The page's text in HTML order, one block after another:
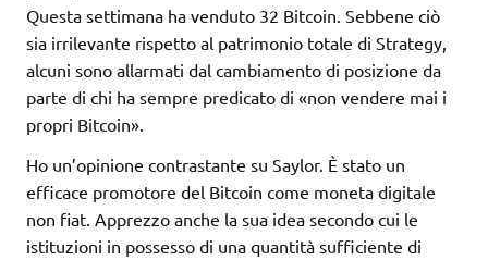
Questa settimana ha venduto 32 Bitcoin. Sebbene ciò
sia irrilevante rispetto al patrimonio totale di Strategy,
alcuni sono allarmati dal cambiamento di posizione da
parte di chi ha sempre predicato di «non vendere mai i
propri Bitcoin».
Ho un’opinione contrastante su Saylor. È stato un
efficace promotore del Bitcoin come moneta digitale
non fiat. Apprezzo anche la sua idea secondo cui le
istituzioni in possesso di una quantità sufficiente di